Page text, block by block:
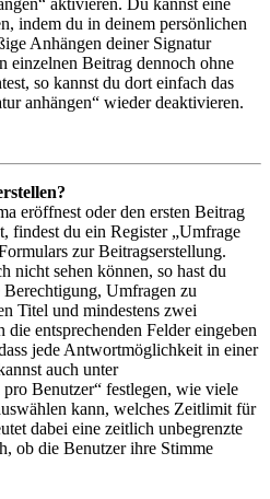
aktivieren. Du kannst eine
indem du in deinem persönlichen
Anhängen deiner Signatur
einzelnen Beitrag dennoch ohne
so kannst du dort einfach das
anhängen“ wieder deaktivieren.
eröffnest oder den ersten Beitrag
findest du ein Register „Umfrage
zur Beitragserstellung.
nicht sehen können, so hast du
Umfragen zu
Titel und mindestens zwei
entsprechenden Felder eingeben
jede Antwortmöglichkeit in einer
auch unter
Benutzer“ festlegen, wie viele
kann, welches Zeitlimit für
dabei eine zeitlich unbegrenzte
ob die Benutzer ihre Stimme